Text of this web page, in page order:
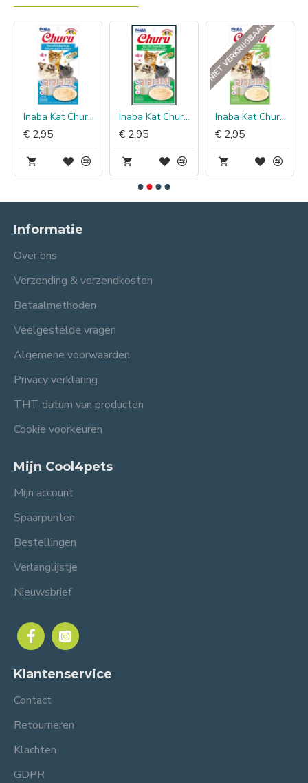
Inaba Kat Churu Puree Tonijn met Sint-Jacobsschelp
€ 2,95
Inaba Kat Churu Puree Tonijn met Kip
€ 2,95
NIET VERKRIJGBAAR
Inaba Kat Churu Puree Kip met Sint-Jacobsschelp
€ 2,95
Informatie
Over ons
Verzending & verzendkosten
Betaalmethoden
Veelgestelde vragen
Algemene voorwaarden
Privacy verklaring
THT-datum van producten
Cookie voorkeuren
Mijn Cool4pets
Mijn account
Spaarpunten
Bestellingen
Verlanglijstje
Nieuwsbrief
Klantenservice
Contact
Retourneren
Klachten
GDPR